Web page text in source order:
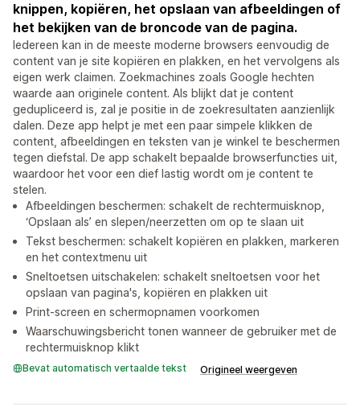
knippen, kopiëren, het opslaan van afbeeldingen of
het bekijken van de broncode van de pagina.
Iedereen kan in de meeste moderne browsers eenvoudig de
content van je site kopiëren en plakken, en het vervolgens als
eigen werk claimen. Zoekmachines zoals Google hechten
waarde aan originele content. Als blijkt dat je content
gedupliceerd is, zal je positie in de zoekresultaten aanzienlijk
dalen. Deze app helpt je met een paar simpele klikken de
content, afbeeldingen en teksten van je winkel te beschermen
tegen diefstal. De app schakelt bepaalde browserfuncties uit,
waardoor het voor een dief lastig wordt om je content te
stelen.
Afbeeldingen beschermen: schakelt de rechtermuisknop,
‘Opslaan als’ en slepen/neerzetten om op te slaan uit
Tekst beschermen: schakelt kopiëren en plakken, markeren
en het contextmenu uit
Sneltoetsen uitschakelen: schakelt sneltoetsen voor het
opslaan van pagina's, kopiëren en plakken uit
Print-screen en schermopnamen voorkomen
Waarschuwingsbericht tonen wanneer de gebruiker met de
rechtermuisknop klikt
Bevat automatisch vertaalde tekst Origineel weergeven